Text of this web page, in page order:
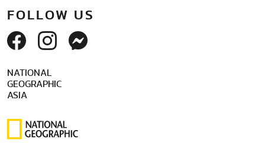
FOLLOW US
NATIONAL
GEOGRAPHIC
ASIA